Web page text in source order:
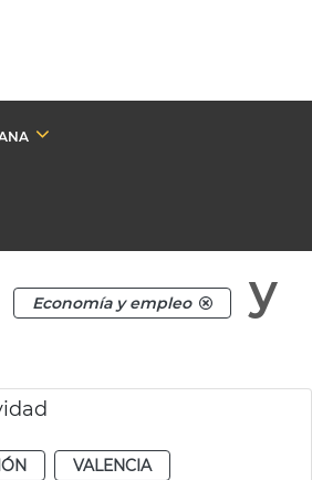
Economía y empleo
y
VALENCIA